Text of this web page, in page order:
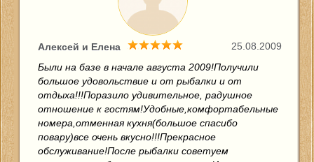
25.08.2009
Алексей и Елена
Были на базе в начале августа 2009!Получили
большое удовольствие и от рыбалки и от
отдыха!!!Поразило удивительное, радушное
отношение к гостям!Удобные,комфортабельные
номера,отменная кухня(большое спасибо
повару)все очень вкусно!!!Прекрасное
обслуживание!После рыбалки советуем